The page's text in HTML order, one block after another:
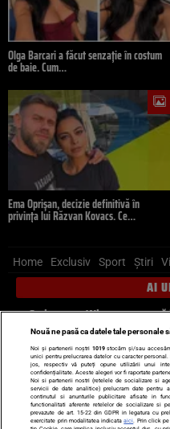
Olga Barcari a făcut senzație în costum
de baie. Cum…
Ema Oprișan, decizie definitivă în
privința lui Răzvan Kovacs. Ce…
Home Exclusiv Sport Știri
AI
Scrie-ne pe Whatsapp, sună
Știri interne
Ultimele stiri
Diete Insula
Nouă ne pasă ca datele tale personale
Noi și partenerii noștri 1019stocăm și/sau
unici pentru prelucrarea datelor cu caracter
jos, respectiv vă puteți opune utilizării unui
confidențialitate. Aceste alegeri vor fi raportate
Noi si partenerii nostri (retelele de socializare si
servicii de date analitice) prelucram date pentru
continutul si anunturile publicitare afisate in
functionalitati aferente retelelor de socializare si
prevazute de art. 15-22 din GDPR in legatura cu
exercitate prin modalitatea indicataaici . Prin click